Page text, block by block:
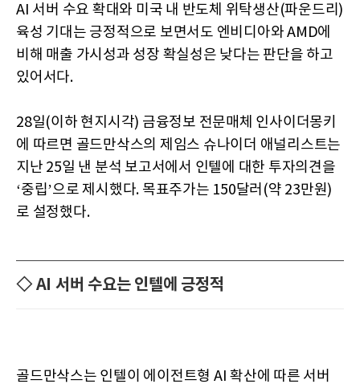
AI 서버 수요 확대와 미국 내 반도체 위탁생산(파운드리)
육성 기대는 긍정적으로 보면서도 엔비디아와 AMD에
비해 매출 가시성과 성장 확실성은 낮다는 판단을 하고
있어서다.
28일(이하 현지시각) 금융정보 전문매체 인사이더몽키
에 따르면 골드만삭스의 제임스 슈나이더 애널리스트는
지난 25일 낸 분석 보고서에서 인텔에 대한 투자의견을
‘중립’으로 제시했다. 목표주가는 150달러(약 23만원)
로 설정했다.
◇ AI 서버 수요는 인텔에 긍정적
골드만삭스는 인텔이 에이전트형 AI 확산에 따른 서버